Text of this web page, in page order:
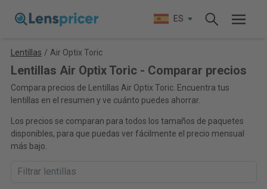
ES
Lentillas / Air Optix Toric
Lentillas Air Optix Toric - Comparar precios
Compara precios de Lentillas Air Optix Toric. Encuentra tus
lentillas en el resumen y ve cuánto puedes ahorrar.
Los precios se comparan para todos los tamaños de paquetes
disponibles, para que puedas ver fácilmente el precio mensual
más bajo.